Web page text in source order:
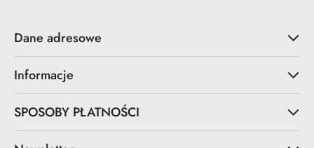
Dane adresowe
Informacje
SPOSOBY PŁATNOŚCI